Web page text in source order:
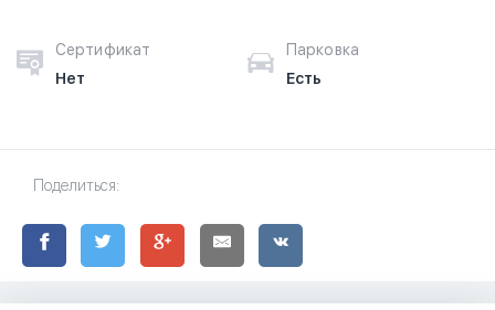
Сертификат
Нет
Парковка
Есть
Поделиться: